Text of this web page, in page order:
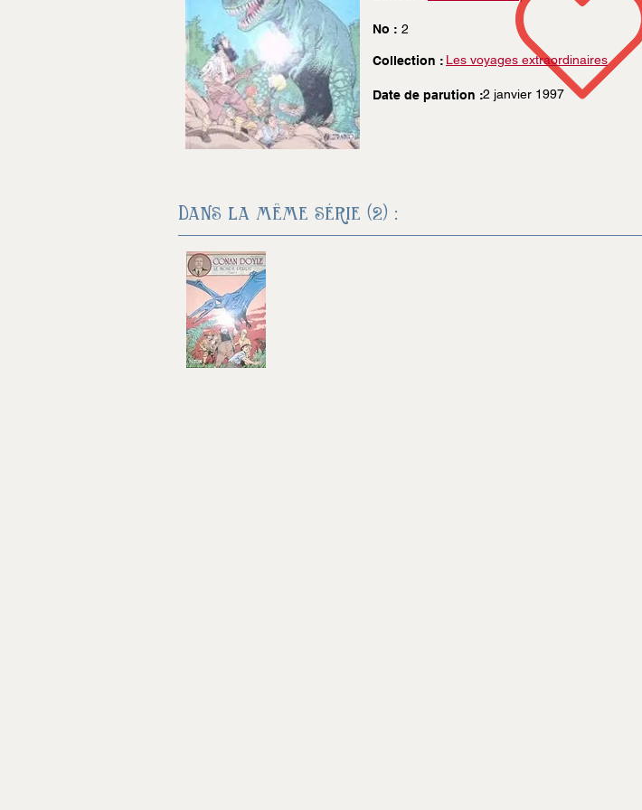
No : 2
Collection : Les voyages extraordinaires
Date de parution :2 janvier 1997
Dans la même série (2) :